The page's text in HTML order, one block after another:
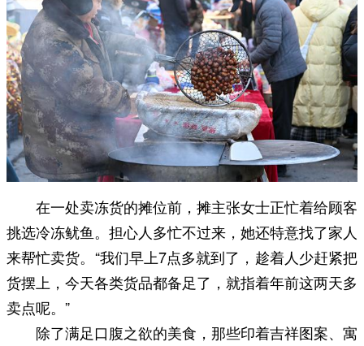
在一处卖冻货的摊位前，摊主张女士正忙着给顾客
挑选冷冻鱿鱼。担心人多忙不过来，她还特意找了家人
来帮忙卖货。“我们早上7点多就到了，趁着人少赶紧把
货摆上，今天各类货品都备足了，就指着年前这两天多
卖点呢。”
除了满足口腹之欲的美食，那些印着吉祥图案、寓